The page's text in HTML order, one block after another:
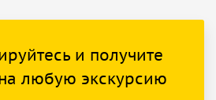
и получите
любую экскурсию